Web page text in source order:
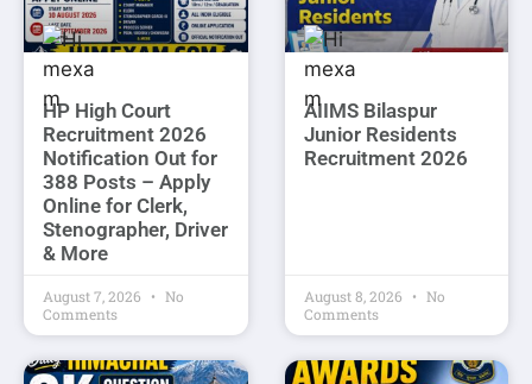
HP High Court
Recruitment 2026
Notification Out for
388 Posts – Apply
Online for Clerk,
Stenographer, Driver
& More
August 7, 2026
No
Comments
AIIMS Bilaspur
Junior Residents
Recruitment 2026
August 8, 2026
No
Comments